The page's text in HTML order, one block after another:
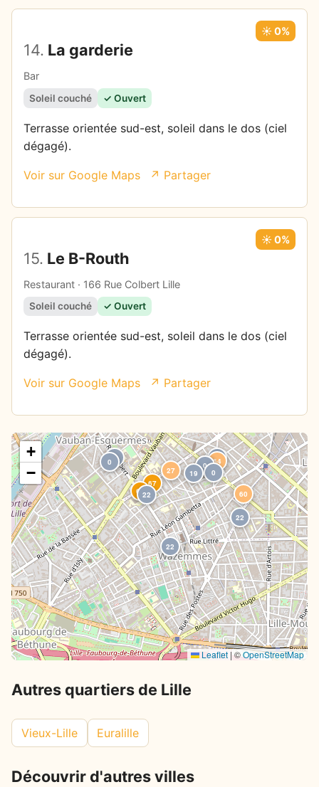
14. La garderie
Bar
☀️ 0%
Soleil couché ✓ Ouvert
Terrasse orientée sud-est, soleil dans le dos (ciel
dégagé).
Voir sur Google Maps ↗ Partager
15. Le B-Routh
Restaurant · 166 Rue Colbert Lille
☀️ 0%
Soleil couché ✓ Ouvert
Terrasse orientée sud-est, soleil dans le dos (ciel
dégagé).
Voir sur Google Maps ↗ Partager
22
60
22
67
67
22
19
27
0
64
0
0
0
0 0
+
−
Leaflet |©OpenStreetMap
Autres quartiers de Lille
Vieux-Lille Euralille
Découvrir d'autres villes